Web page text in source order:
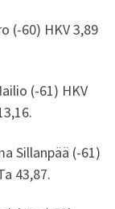
(-60) HKV 3,89
(-61) HKV
Sillanpää (-61)
43,87.